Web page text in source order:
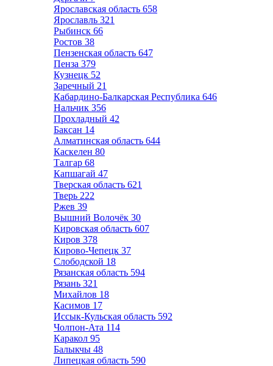
Ярославская область 658
Ярославль 321
Рыбинск 66
Ростов 38
Пензенская область 647
Пенза 379
Кузнецк 52
Заречный 21
Кабардино-Балкарская Республика 646
Нальчик 356
Прохладный 42
Баксан 14
Алматинская область 644
Каскелен 80
Талгар 68
Капшагай 47
Тверская область 621
Тверь 222
Ржев 39
Вышний Волочёк 30
Кировская область 607
Киров 378
Кирово-Чепецк 37
Слободской 18
Рязанская область 594
Рязань 321
Михайлов 18
Касимов 17
Иссык-Кульская область 592
Чолпон-Ата 114
Каракол 95
Балыкчы 48
Липецкая область 590